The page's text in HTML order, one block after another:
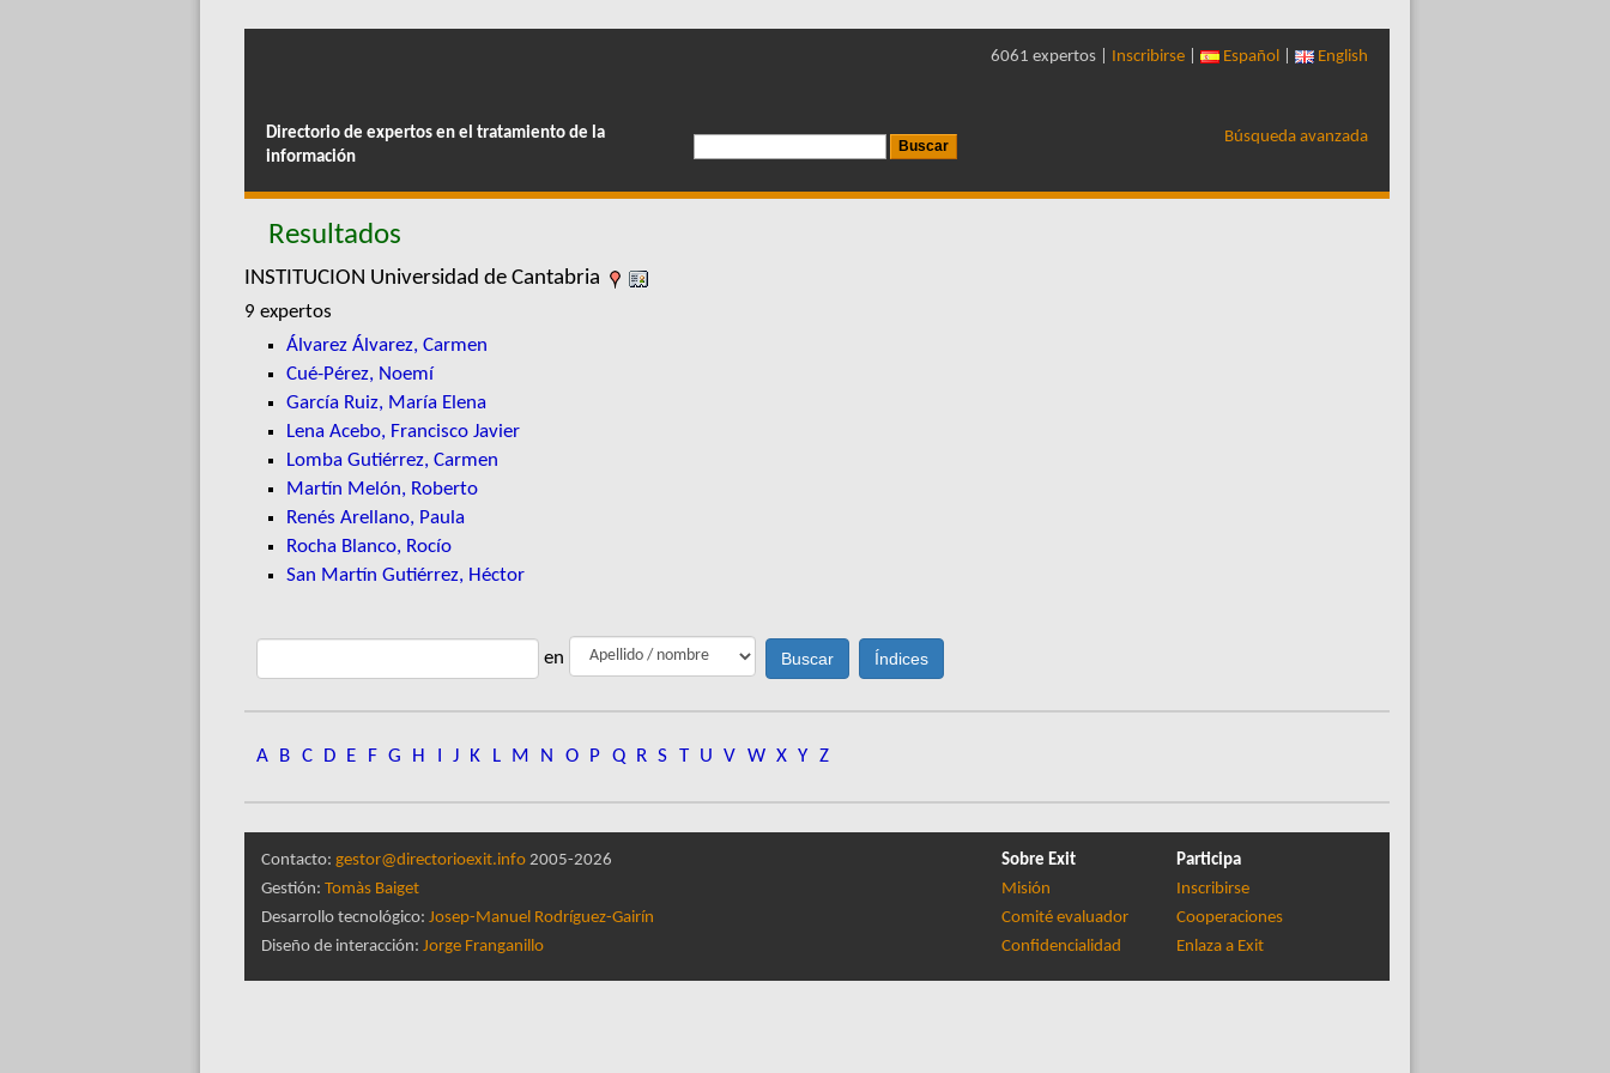
Directorio de expertos en el tratamiento de la
información
6061 expertos | Inscribirse Español English
Búsqueda avanzada
Resultados
INSTITUCION Universidad de Cantabria
9 expertos
Álvarez Álvarez, Carmen
Cué-Pérez, Noemí
García Ruiz, María Elena
Lena Acebo, Francisco Javier
Lomba Gutiérrez, Carmen
Martín Melón, Roberto
Renés Arellano, Paula
Rocha Blanco, Rocío
San Martín Gutiérrez, Héctor
en
A B C D E F G H J K L M N O P Q R S T U V W X Y Z
Contacto: gestor@directorioexit.info 2005-2026
Gestión: Tomàs Baiget
Desarrollo tecnológico: Josep-Manuel Rodríguez-Gairín
Diseño de interacción: Jorge Franganillo
Sobre Exit
Misión
Comité evaluador
Confidencialidad
Participa
Inscribirse
Cooperaciones
Enlaza a Exit